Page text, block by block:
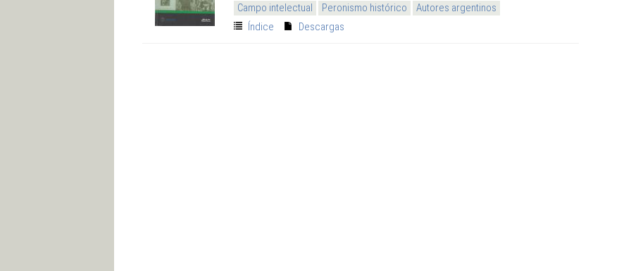
Campo intelectual
Peronismo histórico
Autores argentinos
Índice
Descargas